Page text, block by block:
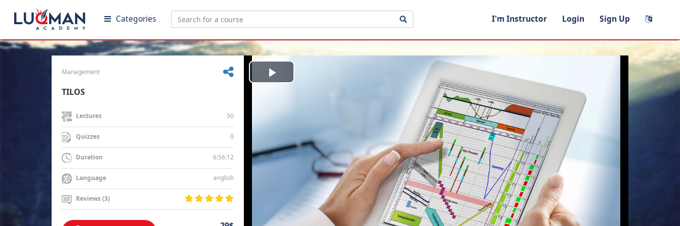
Categories I'm Instructor Login Sign Up
Management
TILOS
Lectures 50
Quizzes 0
Duration 6:56:12
Language english
Reviews (3)
Play